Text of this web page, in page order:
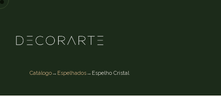
Catálogo→ Espelhados→ Espelho Cristal